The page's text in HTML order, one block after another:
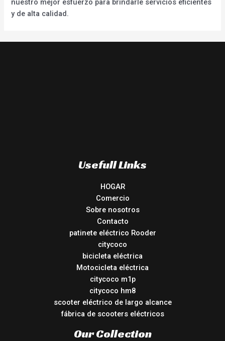
nuestro mejor esfuerzo para brindarle servicios eficientes
y de alta calidad.
Usefull Links
HOGAR
Comercio
Sobre nosotros
Contacto
patinete eléctrico Rooder
citycoco
bicicleta eléctrica
Motocicleta eléctrica
citycoco m1p
citycoco hm8
scooter eléctrico de largo alcance
fábrica de scooters eléctricos
Our Collection